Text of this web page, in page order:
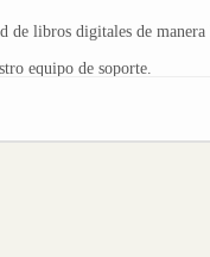
de libros digitales de
equipo de soporte.